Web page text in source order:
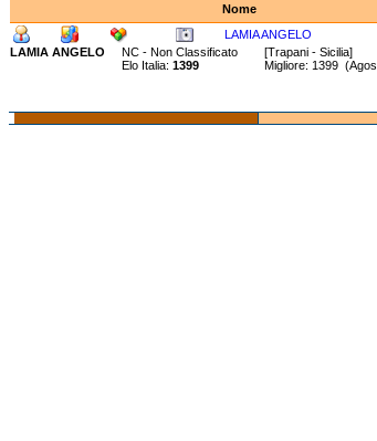
Nome
LAMIA ANGELO
LAMIA ANGELO
NC - Non Classificato [Trapani - Sicilia]
Elo Italia: 1399 Migliore: 1399